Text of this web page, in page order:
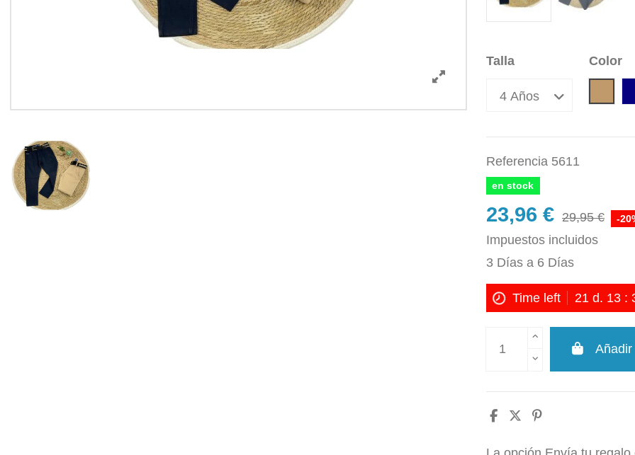
Talla Color
Referencia 5611
en stock
23,96 € 29,95 € -
Impuestos incluidos
3 Días a 6 Días
Time left 21 d. 13 :